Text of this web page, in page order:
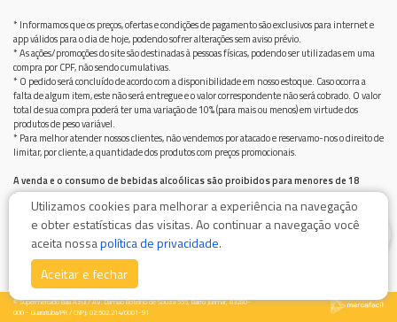
* Informamos que os preços, ofertas e condições de pagamento são exclusivos para internet e
app válidos para o dia de hoje, podendo sofrer alterações sem aviso prévio.
* As ações/promoções do site são destinadas à pessoas físicas, podendo ser utilizadas em uma
compra por CPF, não sendo cumulativas.
* O pedido será concluído de acordo com a disponibilidade em nosso estoque. Caso ocorra a
falta de algum item, este não será entregue e o valor correspondente não será cobrado. O valor
total de sua compra poderá ter uma variação de 10% (para mais ou menos) em virtude dos
produtos de peso variável.
* Para melhor atender nossos clientes, não vendemos por atacado e reservamo-nos o direito de
limitar, por cliente, a quantidade dos produtos com preços promocionais.
A venda e o consumo de bebidas alcoólicas são proibidos para menores de 18
anos.
Bebida alcoólica pode causar dependência química e, em excesso, provoca graves males à saúde.
Beba com moderação
© Supermercado Baía Azul / AV. Damiao Botelho de Souza 555, Bairro Jurimar, 83280-
000 - Guaratuba/PR / CNPJ: 02.502.214/0001-91
Utilizamos cookies para melhorar a experiência na navegação
e obter estatísticas das visitas. Ao continuar a navegação você
aceita nossapolítica de privacidade.
Aceitar e fechar